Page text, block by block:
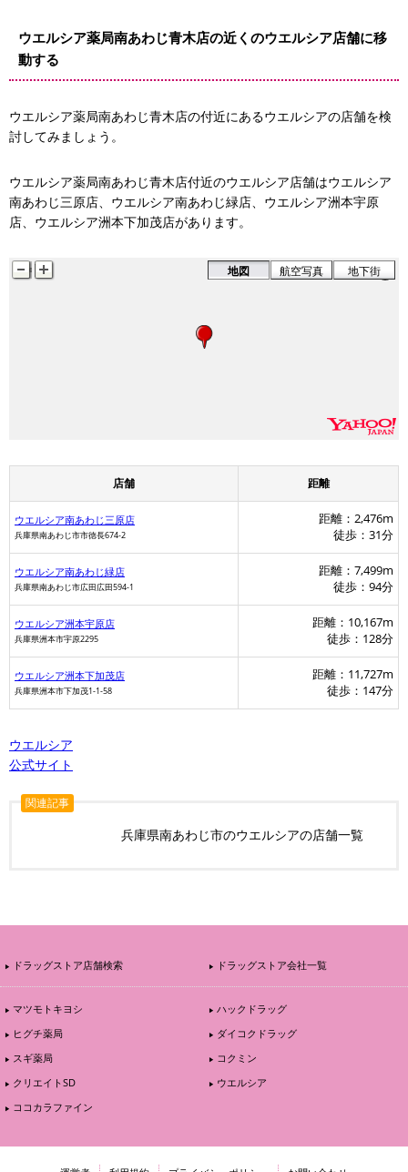
ウエルシア薬局南あわじ青木店の近くのウエルシア店舗に移
動する
ウエルシア薬局南あわじ青木店の付近にあるウエルシアの店舗を検
討してみましょう。
ウエルシア薬局南あわじ青木店付近のウエルシア店舗はウエルシア
南あわじ三原店、ウエルシア南あわじ緑店、ウエルシア洲本宇原
店、ウエルシア洲本下加茂店があります。
地図 航空写真 地下街
店舗 距離
ウエルシア南あわじ三原店
兵庫県南あわじ市市徳長674-2
距離：2,476m
徒歩：31分
ウエルシア南あわじ緑店
兵庫県南あわじ市広田広田594-1
距離：7,499m
徒歩：94分
ウエルシア洲本宇原店
兵庫県洲本市宇原2295
距離：10,167m
徒歩：128分
ウエルシア洲本下加茂店
兵庫県洲本市下加茂1-1-58
距離：11,727m
徒歩：147分
ウエルシア
公式サイト
関連記事
兵庫県南あわじ市のウエルシアの店舗一覧
ドラッグストア店舗検索 ドラッグストア会社一覧
マツモトキヨシ
ハックドラッグ
ヒグチ薬局
ダイコクドラッグ
スギ薬局
コクミン
クリエイトSD
ウエルシア
ココカラファイン